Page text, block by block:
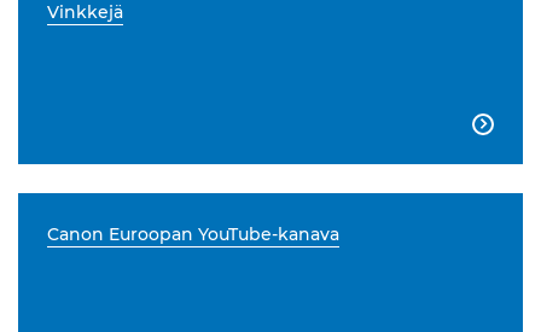
Vinkkejä

Canon Euroopan YouTube-kanava